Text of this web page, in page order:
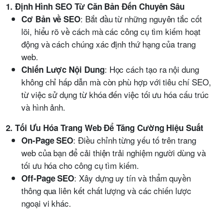
1. Định Hình SEO Từ Căn Bản Đến Chuyên Sâu
Cơ Bản về SEO: Bắt đầu từ những nguyên tắc cốt
lõi, hiểu rõ về cách mà các công cụ tìm kiếm hoạt
động và cách chúng xác định thứ hạng của trang
web.
Chiến Lược Nội Dung: Học cách tạo ra nội dung
không chỉ hấp dẫn mà còn phù hợp với tiêu chí SEO,
từ việc sử dụng từ khóa đến việc tối ưu hóa cấu trúc
và hình ảnh.
2. Tối Ưu Hóa Trang Web Để Tăng Cường Hiệu Suất
On-Page SEO: Điều chỉnh từng yếu tố trên trang
web của bạn để cải thiện trải nghiệm người dùng và
tối ưu hóa cho công cụ tìm kiếm.
Off-Page SEO: Xây dựng uy tín và thẩm quyền
thông qua liên kết chất lượng và các chiến lược
ngoại vi khác.